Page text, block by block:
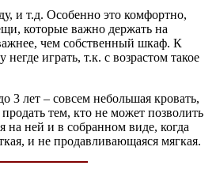
и т.д. Особенно это комфортно,
которые важно держать на
чем собственный шкаф. К
играть, т.к. с возрастом такое
3 лет – совсем небольшая кровать,
тем, кто не может позволить
на ней и в собранном виде, когда
и не продавливающаяся мягкая.